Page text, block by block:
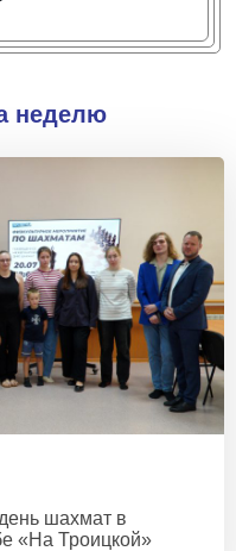
неделю
шахмат в
«На Троицкой»